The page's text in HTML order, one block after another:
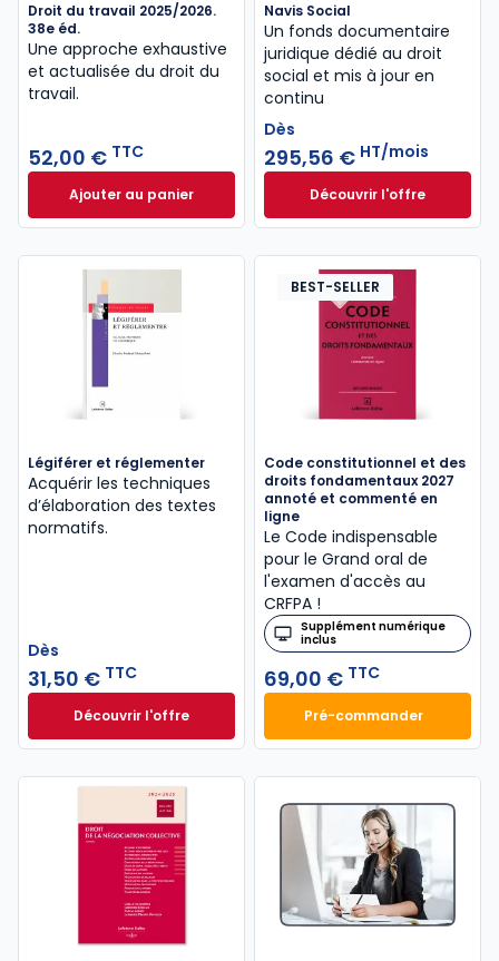
Droit du travail 2025/2026.
38e éd.
Une approche exhaustive
et actualisée du droit du
travail.
52,00 € TTC
Ajouter au panierDroit du travail 2025/2026. 38e éd. à 52,00 € TTC
Navis Social
Un fonds documentaire
juridique dédié au droit
social et mis à jour en
continu
Dès
295,56 € HT/mois
Découvrir l'offre
Navis Social à
Dès
Légiférer et réglementer
Acquérir les techniques
d’élaboration des textes
normatifs.
Dès
31,50 € TTC
Découvrir l'offreLégiférer et réglementer à partir de
Dès
BEST-SELLER
Code constitutionnel et des
droits fondamentaux 2027
annoté et commenté en
ligne
Le Code indispensable
pour le Grand oral de
l'examen d'accès au
CRFPA !
Supplément numérique
inclus
69,00 € TTC
Pré-commander
Code